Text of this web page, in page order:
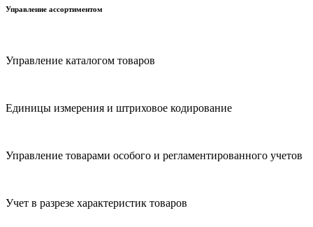
Управление ассортиментом
Управление каталогом товаров
Единицы измерения и штриховое кодирование
Управление товарами особого и регламентированного учетов
Учет в разрезе характеристик товаров